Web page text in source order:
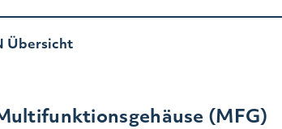
Übersicht
(MFG)